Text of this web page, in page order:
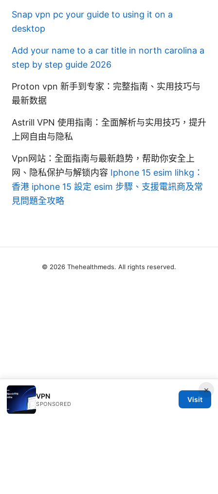
Snap vpn pc your guide to using it on a
desktop
Add your name to a car title in north carolina a
step by step guide 2026
Proton vpn 新手到专家：完整指南、实用技巧与
最新数据
Astrill VPN 使用指南：全面解析与实用技巧，提升
上网自由与隐私
Vpn网站：全面指南与最新趋势，帮助你安全上
网、隐私保护与解锁内容 Iphone 15 esim lihkg：
香港 iphone 15 設定 esim 步驟、支援電訊商及常
見問題全攻略
×
VPN
SPONSORED
Visit
© 2026 Thehealthmeds. All rights reserved.